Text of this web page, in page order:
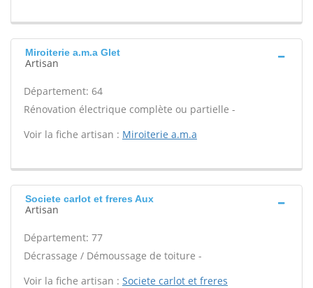
Miroiterie a.m.a Glet
Artisan
Département: 64
Rénovation électrique complète ou partielle -
Voir la fiche artisan : Miroiterie a.m.a
Societe carlot et freres Aux
Artisan
Département: 77
Décrassage / Démoussage de toiture -
Voir la fiche artisan : Societe carlot et freres